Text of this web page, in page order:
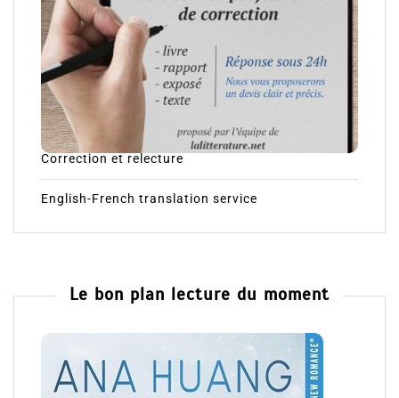
Correction et relecture
English-French translation service
Le bon plan lecture du moment